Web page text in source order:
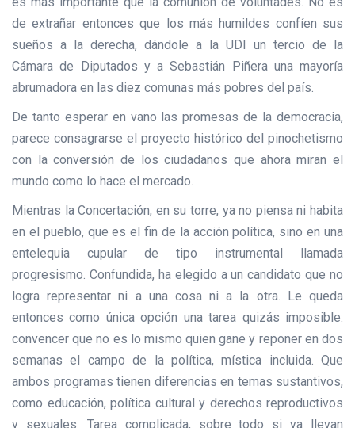
de extrañar entonces que los más humildes confíen sus
sueños a la derecha, dándole a la UDI un tercio de la
Cámara de Diputados y a Sebastián Piñera una mayoría
abrumadora en las diez comunas más pobres del país.
De tanto esperar en vano las promesas de la democracia,
parece consagrarse el proyecto histórico del pinochetismo
con la conversión de los ciudadanos que ahora miran el
mundo como lo hace el mercado.
Mientras la Concertación, en su torre, ya no piensa ni habita
en el pueblo, que es el fin de la acción política, sino en una
entelequia cupular de tipo instrumental llamada
progresismo. Confundida, ha elegido a un candidato que no
logra representar ni a una cosa ni a la otra. Le queda
entonces como única opción una tarea quizás imposible:
convencer que no es lo mismo quien gane y reponer en dos
semanas el campo de la política, mística incluida. Que
ambos programas tienen diferencias en temas sustantivos,
como educación, política cultural y derechos reproductivos
y sexuales. Tarea complicada, sobre todo si ya llevan